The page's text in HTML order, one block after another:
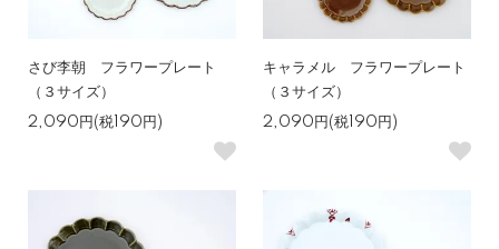
さび李朝 フラワープレート
（３サイズ）
2,090円(税190円)
キャラメル フラワープレート
（３サイズ）
2,090円(税190円)